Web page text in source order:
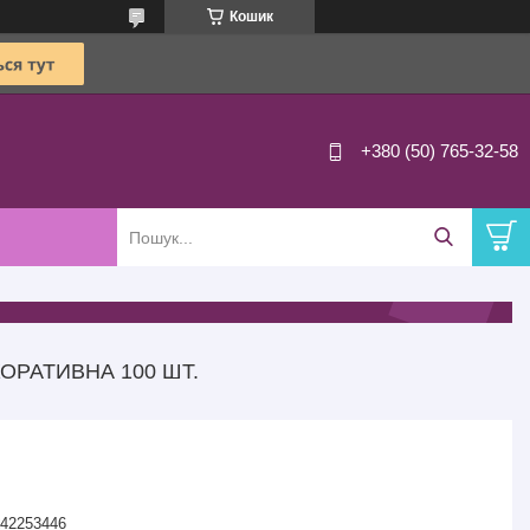
Кошик
+380 (50) 765-32-58
100 ШТ.